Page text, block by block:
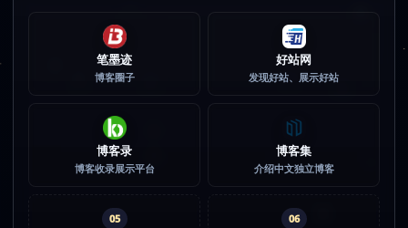
笔墨迹
博客圈子
好站网
发现好站、展示好站
博客录
博客收录展示平台
博客集
介绍中文独立博客
05 06